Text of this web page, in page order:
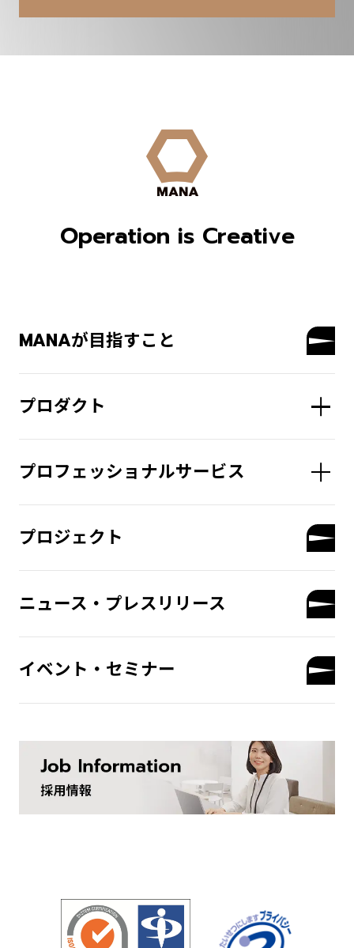
Operation is Creative
MANAが目指すこと
プロダクト
プロフェッショナルサービス
プロジェクト
ニュース・プレスリリース
イベント・セミナー